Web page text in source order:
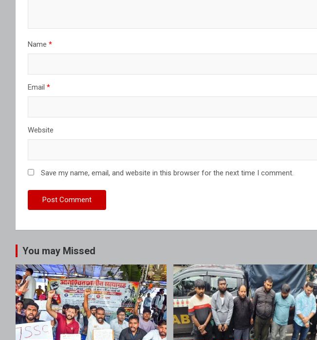
Name *
Email *
Website
Save my name, email, and website in this browser for the next time I comment.
You may Missed